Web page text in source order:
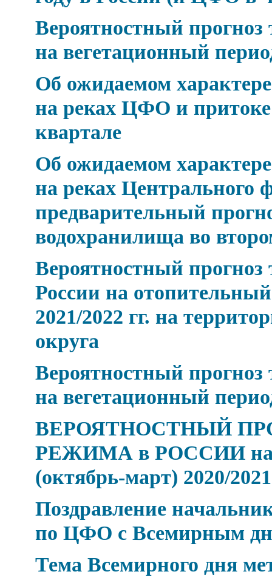
Вероятностный прогноз
на вегетационный
Об ожидаемом характере
на реках ЦФО и
квартале
Об ожидаемом характере
на реках Центрального
предварительный
водохранилища во
Вероятностный
России на
2021/2022 гг. на
округа
Вероятностный
на вегетационный
ВЕРОЯТНОСТНЫЙ
РЕЖИМА в РОССИИ на
(октябрь-март) 2020/2021
Поздравление
по ЦФО с Всемирным
Тема Всемирного дня